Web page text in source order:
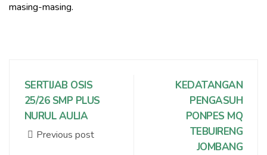
masing-masing.
SERTIJAB OSIS
25/26 SMP PLUS
NURUL AULIA
Previous post
KEDATANGAN
PENGASUH
PONPES MQ
TEBUIRENG
JOMBANG